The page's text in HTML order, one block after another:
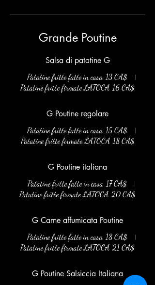
Grande Poutine
Salsa di patatine G
Patatine fritte fatte in casa 13 CA$
Patatine fritte firmate LATOCA 16 CA$
G Poutine regolare
Patatine fritte fatte in casa 15 CA$
Patatine fritte firmate LATOCA 18 CA$
G Poutine italiana
Patatine fritte fatte in casa 17 CA$
Patatine fritte firmate LATOCA 20 CA$
G Carne affumicata Poutine
Patatine fritte fatte in casa 18 CA$
Patatine fritte firmate LATOCA 21 CA$
G Poutine Salsiccia Italiana